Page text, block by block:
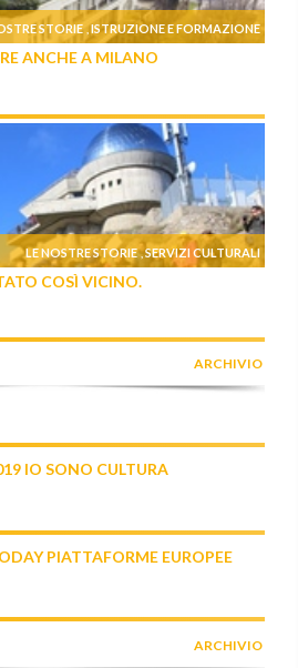
STORIE , ISTRUZIONE E FORMAZIONE
ANCHE A MILANO
LE NOSTRE STORIE ,SERVIZI CULTURALI
COSÌ VICINO.
ARCHIVIO
IO SONO CULTURA
PIATTAFORME EUROPEE
ARCHIVIO